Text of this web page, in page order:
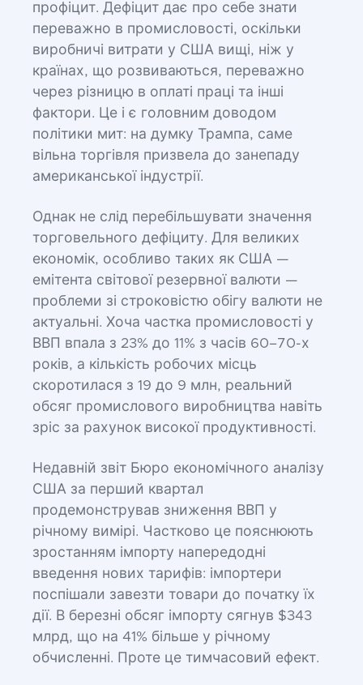
профіцит. Дефіцит дає про себе знати
переважно в промисловості, оскільки
виробничі витрати у США вищі, ніж у
країнах, що розвиваються, переважно
через різницю в оплаті праці та інші
фактори. Це і є головним доводом
політики мит: на думку Трампа, саме
вільна торгівля призвела до занепаду
американської індустрії.
Однак не слід перебільшувати значення
торговельного дефіциту. Для великих
економік, особливо таких як США —
емітента світової резервної валюти —
проблеми зі строковістю обігу валюти не
актуальні. Хоча частка промисловості у
ВВП впала з 23% до 11% з часів 60–70-х
років, а кількість робочих місць
скоротилася з 19 до 9 млн, реальний
обсяг промислового виробництва навіть
зріс за рахунок високої продуктивності.
Недавній звіт Бюро економічного аналізу
США за перший квартал
продемонстрував зниження ВВП у
річному вимірі. Частково це пояснюють
зростанням імпорту напередодні
введення нових тарифів: імпортери
поспішали завезти товари до початку їх
дії. В березні обсяг імпорту сягнув $343
млрд, що на 41% більше у річному
обчисленні. Проте це тимчасовий ефект.